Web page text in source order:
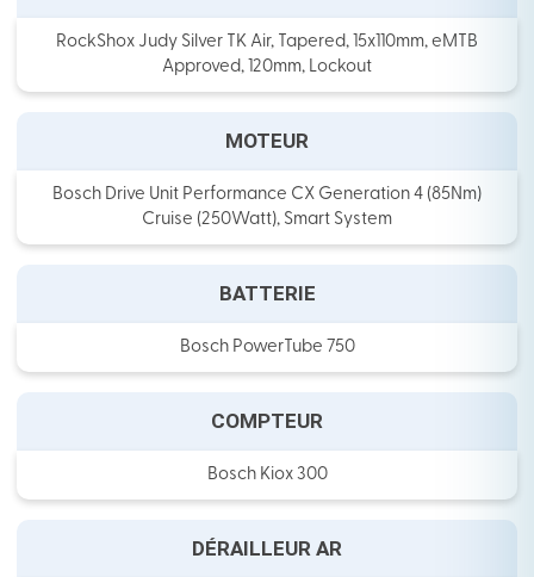
RockShox Judy Silver TK Air, Tapered, 15x110mm, eMTB
Approved, 120mm, Lockout
MOTEUR
Bosch Drive Unit Performance CX Generation 4 (85Nm)
Cruise (250Watt), Smart System
BATTERIE
Bosch PowerTube 750
COMPTEUR
Bosch Kiox 300
DÉRAILLEUR AR